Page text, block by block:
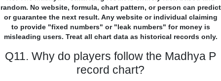
random. No website, formula, chart pattern, or person can predict
or guarantee the next result. Any website or individual claiming
to provide "fixed numbers" or "leak numbers" for money is
misleading users. Treat all chart data as historical records only.
Q11. Why do players follow the Madhya P
record chart?